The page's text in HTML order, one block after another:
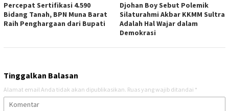
Percepat Sertifikasi 4.590
Bidang Tanah, BPN Muna Barat
Raih Penghargaan dari Bupati
Djohan Boy Sebut Polemik
Silaturahmi Akbar KKMM Sultra
Adalah Hal Wajar dalam
Demokrasi
Tinggalkan Balasan
Alamat email Anda tidak akan dipublikasikan. Ruas yang wajib ditandai *